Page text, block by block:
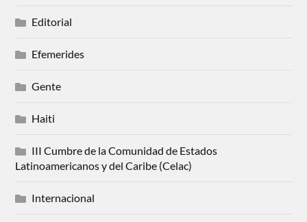
Editorial
Efemerides
Gente
Haiti
III Cumbre de la Comunidad de Estados
Latinoamericanos y del Caribe (Celac)
Internacional